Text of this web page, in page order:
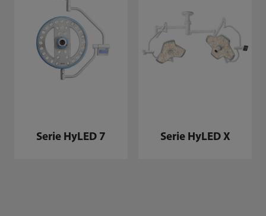
Serie HyLED 7 Serie HyLED X